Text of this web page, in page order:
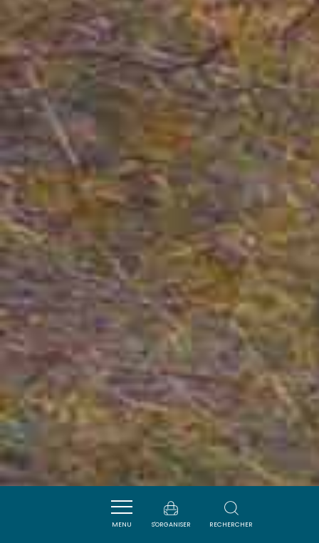
MENU S'ORGANISER RECHERCHER